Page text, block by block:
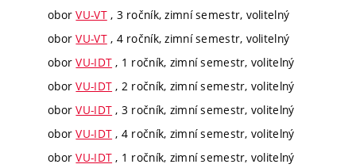
oborVU-VT, 3 ročník, zimní semestr, volitelný
oborVU-VT, 4 ročník, zimní semestr, volitelný
oborVU-IDT , 1 ročník, zimní semestr, volitelný
oborVU-IDT , 2 ročník, zimní semestr, volitelný
oborVU-IDT , 3 ročník, zimní semestr, volitelný
oborVU-IDT , 4 ročník, zimní semestr, volitelný
oborVU-IDT , 1 ročník, zimní semestr, volitelný